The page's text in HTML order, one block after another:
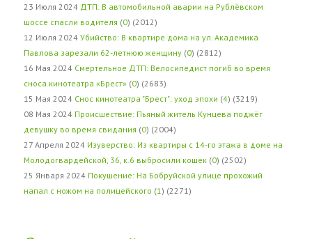
23 Июля 2024 ДТП: В автомобильной аварии на Рублёвском
шоссе спасли водителя (0) (2012)
12 Июля 2024 Убийство: В квартире дома на ул. Академика
Павлова зарезали 62-летнюю женщину (0) (2812)
16 Мая 2024 Смертельное ДТП: Велосипедист погиб во время
сноса кинотеатра «Брест» (0) (2683)
15 Мая 2024 Снос кинотеатра "Брест": уход эпохи (4) (3219)
08 Мая 2024 Происшествие: Пьяный житель Кунцева поджёг
девушку во время свидания (0) (2004)
27 Апреля 2024 Изуверство: Из квартиры с 14-го этажа в доме на
Молодогвардейской, 36, к.6 выбросили кошек (0) (2502)
25 Января 2024 Покушение: На Бобруйской улице прохожий
напал с ножом на полицейского (1 ) (2271)